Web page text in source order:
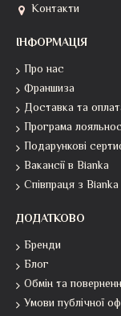
Контакти
ІНФОРМАЦІЯ
Про нас
Франшиза
Доставка та
Програма
Подарункові
Вакансії в Bianka
Співпраця з Bianka
ДОДАТКОВО
Бренди
Блог
Обмін та
Умови публічної